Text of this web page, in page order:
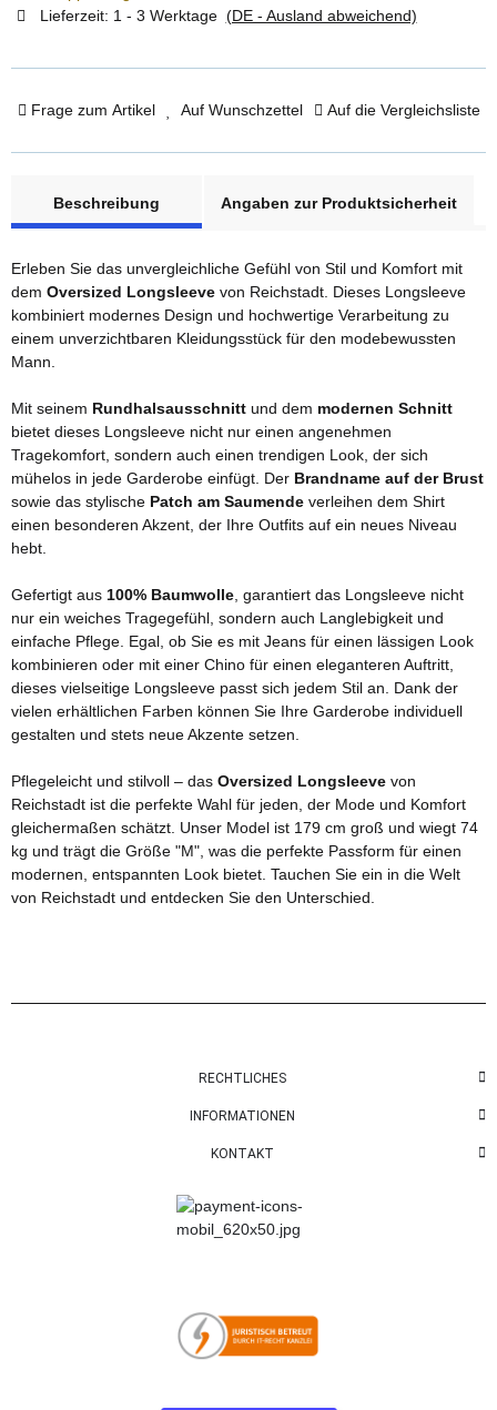
Lieferzeit: 1 - 3 Werktage (DE - Ausland abweichend)
Frage zum Artikel Auf Wunschzettel Auf die Vergleichsliste
Beschreibung
Angaben zur Produktsicherheit
Erleben Sie das unvergleichliche Gefühl von Stil und Komfort mit
dem Oversized Longsleeve von Reichstadt. Dieses Longsleeve
kombiniert modernes Design und hochwertige Verarbeitung zu
einem unverzichtbaren Kleidungsstück für den modebewussten
Mann.
Mit seinem Rundhalsausschnitt und dem modernen Schnitt
bietet dieses Longsleeve nicht nur einen angenehmen
Tragekomfort, sondern auch einen trendigen Look, der sich
mühelos in jede Garderobe einfügt. Der Brandname auf der Brust
sowie das stylische Patch am Saumende verleihen dem Shirt
einen besonderen Akzent, der Ihre Outfits auf ein neues Niveau
hebt.
Gefertigt aus 100% Baumwolle , garantiert das Longsleeve nicht
nur ein weiches Tragegefühl, sondern auch Langlebigkeit und
einfache Pflege. Egal, ob Sie es mit Jeans für einen lässigen Look
kombinieren oder mit einer Chino für einen eleganteren Auftritt,
dieses vielseitige Longsleeve passt sich jedem Stil an. Dank der
vielen erhältlichen Farben können Sie Ihre Garderobe individuell
gestalten und stets neue Akzente setzen.
Pflegeleicht und stilvoll – das Oversized Longsleeve von
Reichstadt ist die perfekte Wahl für jeden, der Mode und Komfort
gleichermaßen schätzt. Unser Model ist 179 cm groß und wiegt 74
kg und trägt die Größe "M", was die perfekte Passform für einen
modernen, entspannten Look bietet. Tauchen Sie ein in die Welt
von Reichstadt und entdecken Sie den Unterschied.
RECHTLICHES
INFORMATIONEN
KONTAKT